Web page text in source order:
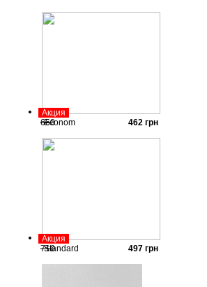
Акция
660
Econom 462грн
Акция
710
Standard 497грн